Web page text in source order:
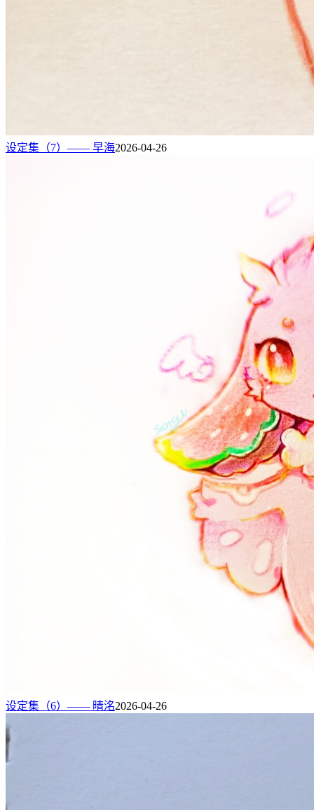
设定集（7）—— 早海2026-04-26
设定集（6）—— 晴洺2026-04-26